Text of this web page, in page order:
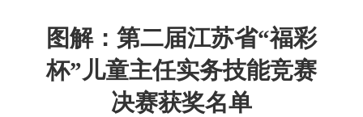
图解：第二届江苏省“福彩
杯”儿童主任实务技能竞赛
决赛获奖名单